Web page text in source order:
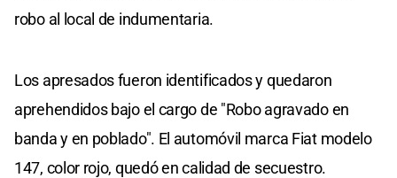
robo al local de indumentaria.
Los apresados fueron identificados y quedaron
aprehendidos bajo el cargo de "Robo agravado en
banda y en poblado". El automóvil marca Fiat modelo
147, color rojo, quedó en calidad de secuestro.